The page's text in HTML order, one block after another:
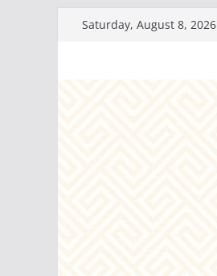
Saturday, August 8, 2026